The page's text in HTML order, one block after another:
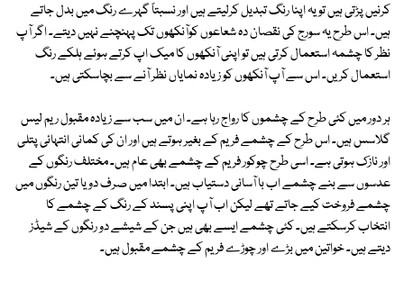
کرنیں پڑتی ہیں تو یہ اپنا رنگ تبدیل کرلیتے ہیں اور نسبتاً گہرے رنگ میں بدل جاتے
ہیں۔ اس طرح یہ سورج کی نقصان دہ شعاعوں کوآنکھوں تک پہنچنے نہیں دیتے۔ اگر آپ
نظر کا چشمہ استعمال کرتی ہیں تو اپنی آنکھوں کا میک اپ کرتے ہوئے ہلکے رنگ
استعمال کریں۔ اس سے آپ آنکھوں کو زیادہ نمایاں نظر آنے سے بچاسکتی ہیں۔
ہر دور میں کئی طرح کے چشموں کا رواج رہا ہے۔ ان میں سب سے زیادہ مقبول ریم لیس
گلاسس ہیں۔ اس طرح کے چشمے فریم کے بغیر ہوتے ہیں اور ان کی کمانی انتہائی پتلی
اور نازک ہوتی ہے۔ اسی طرح چوکور فریم کے چشمے بھی عام ہیں۔ مختلف رنگوں کے
عدسوں سے بنے چشمے اب با آسانی دستیاب ہیں۔ ابتدا میں صرف دو یا تین رنگوں میں
چشمے فروخت کیے جاتے تھے لیکن اب آپ اپنی پسند کے رنگ کے چشمے کا
انتخاب کرسکتے ہیں۔ کئی چشمے ایسے بھی ہیں جن کے شیشے دو رنگوں کے شیڈز
دیتے ہیں۔ خواتین میں بڑے اور چوڑے فریم کے چشمے مقبول ہیں۔